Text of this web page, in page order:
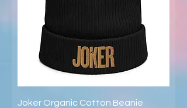
Joker Organic Cotton Beanie